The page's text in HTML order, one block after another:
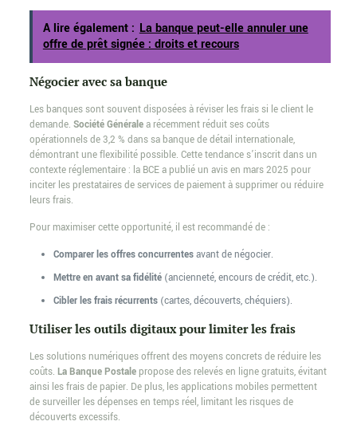
A lire également : La banque peut-elle annuler une
offre de prêt signée : droits et recours
Négocier avec sa banque
Les banques sont souvent disposées à réviser les frais si le client le
demande. Société Généralea récemment réduit ses coûts
opérationnels de 3,2 % dans sa banque de détail internationale,
démontrant une flexibilité possible. Cette tendance s’inscrit dans un
contexte réglementaire : la BCE a publié un avis en mars 2025 pour
inciter les prestataires de services de paiement à supprimer ou réduire
leurs frais.
Pour maximiser cette opportunité, il est recommandé de :
Comparer les offres concurrentesavant de négocier.
Mettre en avant sa fidélité(ancienneté, encours de crédit, etc.).
Cibler les frais récurrents(cartes, découverts, chéquiers).
Utiliser les outils digitaux pour limiter les frais
Les solutions numériques offrent des moyens concrets de réduire les
coûts. La Banque Postalepropose des relevés en ligne gratuits, évitant
ainsi les frais de papier. De plus, les applications mobiles permettent
de surveiller les dépenses en temps réel, limitant les risques de
découverts excessifs.